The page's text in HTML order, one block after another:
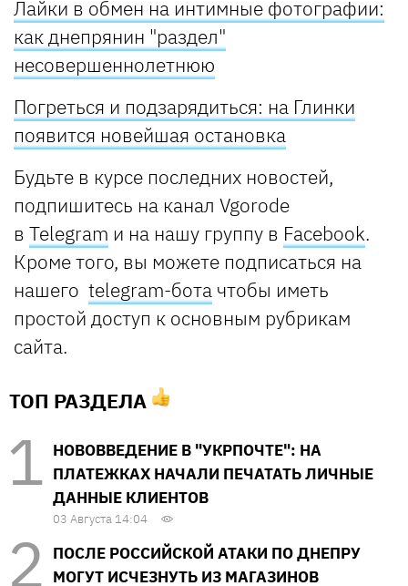
Лайки в обмен на интимные фотографии:
как днепрянин "раздел"
несовершеннолетнюю
Погреться и подзарядиться: на Глинки
появится новейшая остановка
Будьте в курсе последних новостей,
подпишитесь на канал Vgorode
в Telegram и на нашу группу в Facebook.
Кроме того, вы можете подписаться на
нашего telegram-бота чтобы иметь
простой доступ к основным рубрикам
сайта.
ТОП РАЗДЕЛА
НОВОВВЕДЕНИЕ В "УКРПОЧТЕ": НА
ПЛАТЕЖКАХ НАЧАЛИ ПЕЧАТАТЬ ЛИЧНЫЕ
ДАННЫЕ КЛИЕНТОВ
03 Августа 14:04
ПОСЛЕ РОССИЙСКОЙ АТАКИ ПО ДНЕПРУ
МОГУТ ИСЧЕЗНУТЬ ИЗ МАГАЗИНОВ